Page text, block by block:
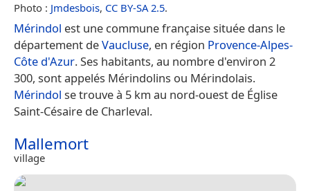
Photo : Jmdesbois, CC BY-SA 2.5.
Mérindol est une commune française située dans le
département deVaucluse, en région Provence-Alpes-
Côte d'Azur. Ses habitants, au nombre d'environ 2
300, sont appelés Mérindolins ou Mérindolais.
Mérindol se trouve à 5 km au nord-ouest de Église
Saint-Césaire de Charleval.
Mallemort
village